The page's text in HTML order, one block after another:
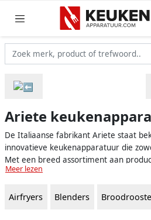
Ariete
De Italiaanse fabrikant Ariete staat
innovatieve keukenapparatuur die
Met een breed assortiment aan
koffiemachines tot keukenrobots, biedt
vaardigheden naar een hoger niveau
Meer lezen
Airfryers Blenders